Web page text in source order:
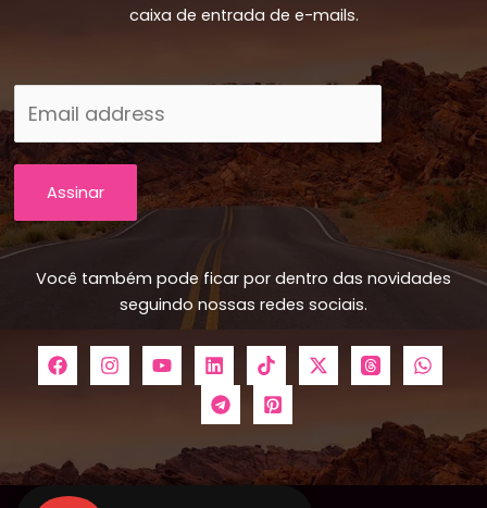
caixa de entrada de e-mails.
Assinar
Você também pode ficar por dentro das novidades
seguindo nossas redes sociais.